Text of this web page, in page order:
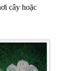
cây hoặc